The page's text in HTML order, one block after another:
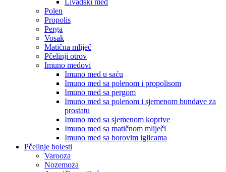
Livadski med
Polen
Propolis
Perga
Vosak
Matična mliječ
Pčelinji otrov
Imuno medovi
Imuno med u saću
Imuno med sa polenom i propolisom
Imuno med sa pergom
Imuno med sa polenom i sjemenom bundave za
prostatu
Imuno med sa sjemenom koprive
Imuno med sa matičnom mliječi
Imuno med sa borovim iglicama
Pčelinje bolesti
Varooza
Nozemoza